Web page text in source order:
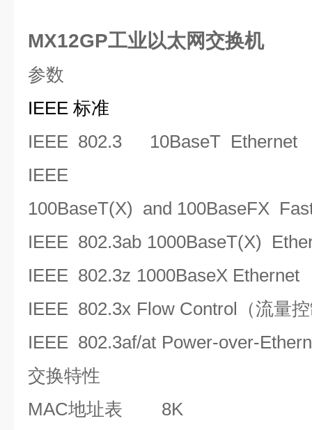
MX12GP工业以太网交换机
参数
IEEE 标准
IEEE 802.3
10BaseT Ethernet
IEEE
100BaseT(X) and 100BaseFX
IEEE 802.3ab 1000BaseT(X)
IEEE 802.3z 1000BaseX Ethernet
IEEE 802.3x Flow Control（流量
IEEE 802.3af/at Power-over-
交换特性
MAC地址表 8K